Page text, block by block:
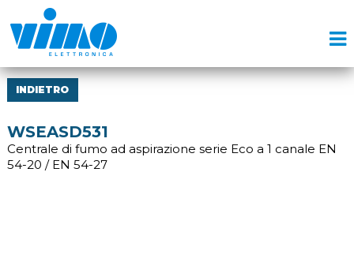
INDIETRO
WSEASD531
Centrale di fumo ad aspirazione serie Eco a 1 canale EN
54-20 / EN 54-27